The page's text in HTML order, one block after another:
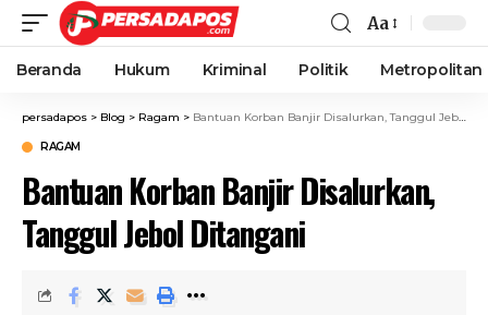
Aa
Beranda Hukum Kriminal Politik Metropolitan
persadapos > Blog > Ragam > Bantuan Korban Banjir Disalurkan, Tanggul Jebol Ditangani
RAGAM
Bantuan Korban Banjir Disalurkan,
Tanggul Jebol Ditangani